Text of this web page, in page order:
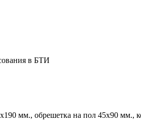
в БТИ
мм., обрешетка на пол 45х90 мм.,